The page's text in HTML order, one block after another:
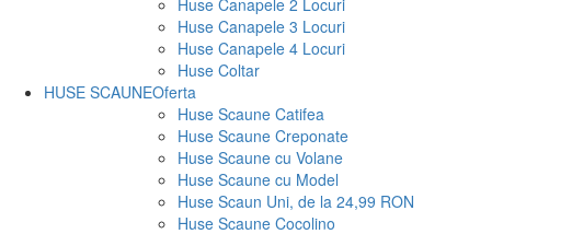
Huse Canapele 2 Locuri
Huse Canapele 3 Locuri
Huse Canapele 4 Locuri
Huse Coltar
HUSE SCAUNEOferta
Huse Scaune Catifea
Huse Scaune Creponate
Huse Scaune cu Volane
Huse Scaune cu Model
Huse Scaun Uni, de la 24,99 RON
Huse Scaune Cocolino